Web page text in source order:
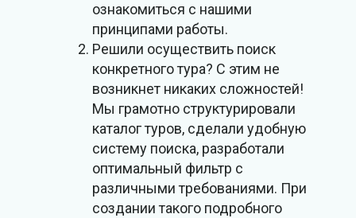
ознакомиться с нашими
принципами работы.
Решили осуществить поиск
конкретного тура? С этим не
возникнет никаких сложностей!
Мы грамотно структурировали
каталог туров, сделали удобную
систему поиска, разработали
оптимальный фильтр с
различными требованиями. При
создании такого подробного